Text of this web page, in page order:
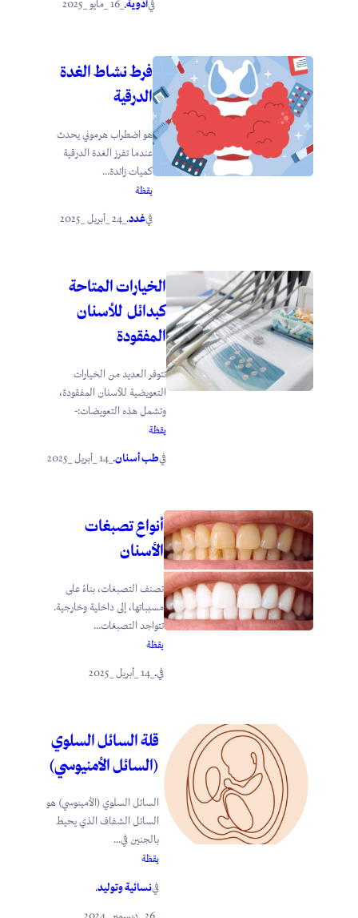
فيأدوية.
فرط نشاط الغدة
الدرقية
هو اضطراب هرموني يحدث
عندما تفرز الغدة الدرقية
كميات زائدة...
يقظة
فيغدد.
الخيارات المتاحة
كبدائل للأسنان
المفقودة
تتوفر العديد من الخيارات
التعويضية للأسنان المفقودة،
وتشمل هذه التعويضات:-
يقظة
فيطب أسنان.
أنواع تصبغات
الأسنان
تصنف التصبغات، بناءً على
مسبباتها، إلى داخلية وخارجية.
تتواجد التصبغات...
يقظة
في. _14 _أبريل _2025
قلة السائل السلوي
(السائل الأمنيوسي)
السائل السلوي (الأمينوسي) هو
السائل الشفاف الذي يحيط
بالجنين في...
يقظة
فينسائية وتوليد.